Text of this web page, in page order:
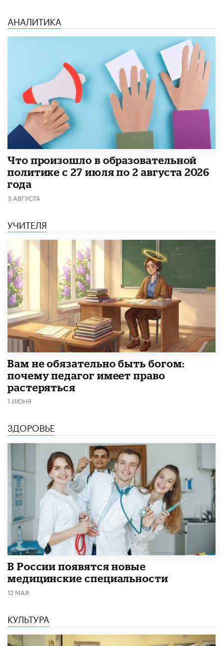
АНАЛИТИКА
​Что произошло в образовательной
политике с 27 июля по 2 августа 2026
года
3 АВГУСТА
УЧИТЕЛЯ
​Вам не обязательно быть богом:
почему педагог имеет право
растеряться
1 ИЮНЯ
ЗДОРОВЬЕ
В России появятся новые
медицинские специальности
12 МАЯ
КУЛЬТУРА